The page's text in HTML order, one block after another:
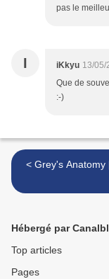
pas le
I iKkyu 13/05/
Que de
:-)
< Grey's
Hébergé par
Top articles
Pages